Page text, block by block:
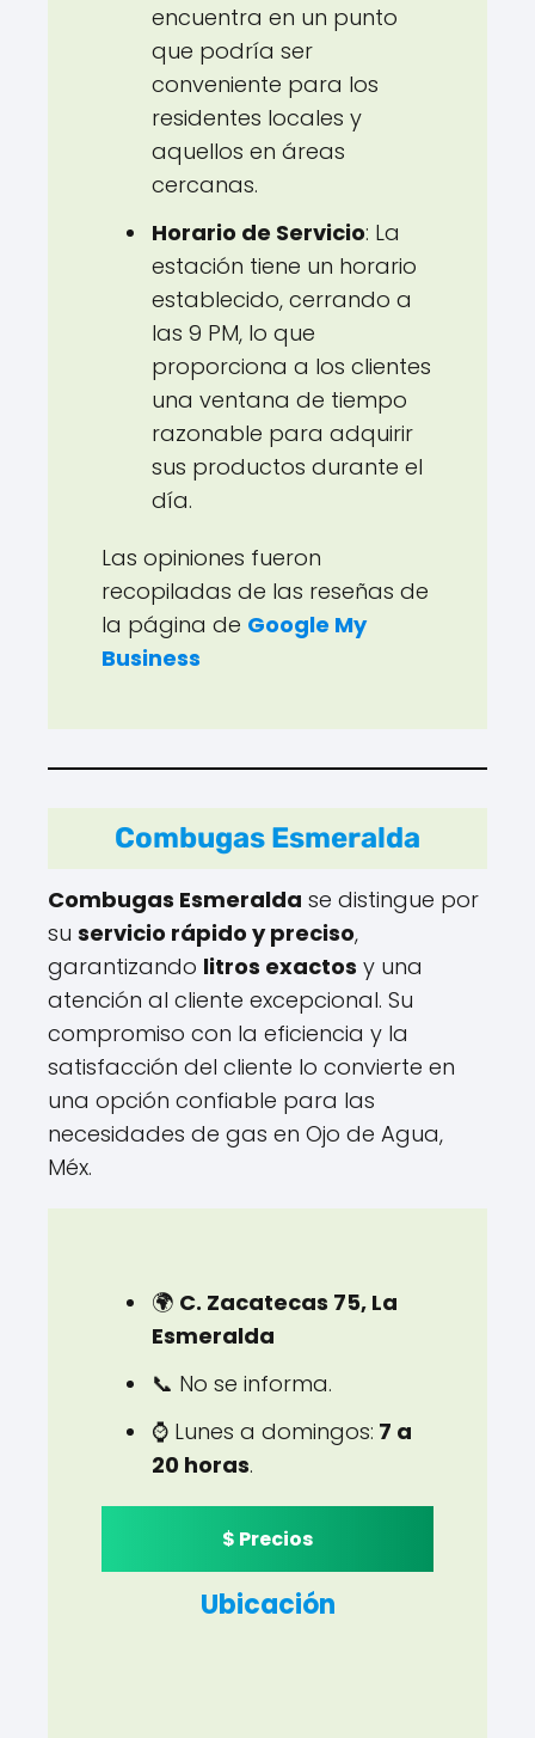
encuentra en un punto
que podría ser
conveniente para los
residentes locales y
aquellos en áreas
cercanas.
Horario de Servicio: La
estación tiene un horario
establecido, cerrando a
las 9 PM, lo que
proporciona a los clientes
una ventana de tiempo
razonable para adquirir
sus productos durante el
día.
Las opiniones fueron
recopiladas de las reseñas de
la página de Google My
Business
Combugas Esmeralda
Combugas Esmeralda se distingue por
su servicio rápido y preciso,
garantizando litros exactos y una
atención al cliente excepcional. Su
compromiso con la eficiencia y la
satisfacción del cliente lo convierte en
una opción confiable para las
necesidades de gas en Ojo de Agua,
Méx.
🌍 C. Zacatecas 75, La
Esmeralda
📞 No se informa.
⌚ Lunes a domingos: 7 a
20 horas.
$ Precios
Ubicación